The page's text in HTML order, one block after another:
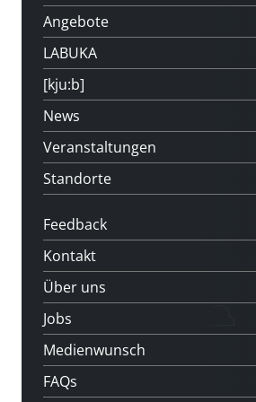
Angebote
LABUKA
[kju:b]
News
Veranstaltungen
Standorte
Feedback
Kontakt
Über uns
Jobs
Medienwunsch
FAQs